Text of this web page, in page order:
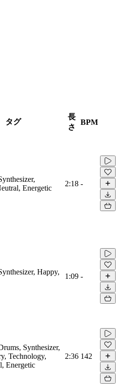
タグ
長
さ
BPM
Energetic
2:18 -
Happy,
1:09 -
Synthesizer,
Technology,
Energetic
2:36 142